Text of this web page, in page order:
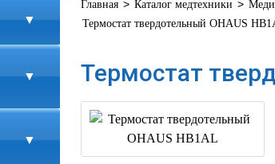
▼
▼
▼
Главная > Каталог медтехники >
Термостат твердотельный OHAUS
Термостат